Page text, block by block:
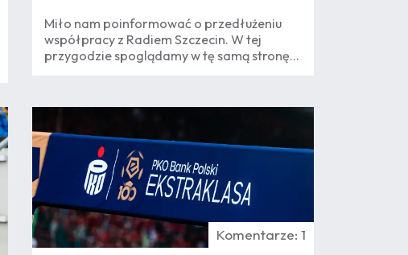
Miło nam poinformować o przedłużeniu
współpracy z Radiem Szczecin. W tej
przygodzie spoglądamy w tę samą stronę,
jeszcze częściej gościła w Waszych
domach! - czytamy w komunikacie klubu.
06.08
11:27
Komentarze: 1